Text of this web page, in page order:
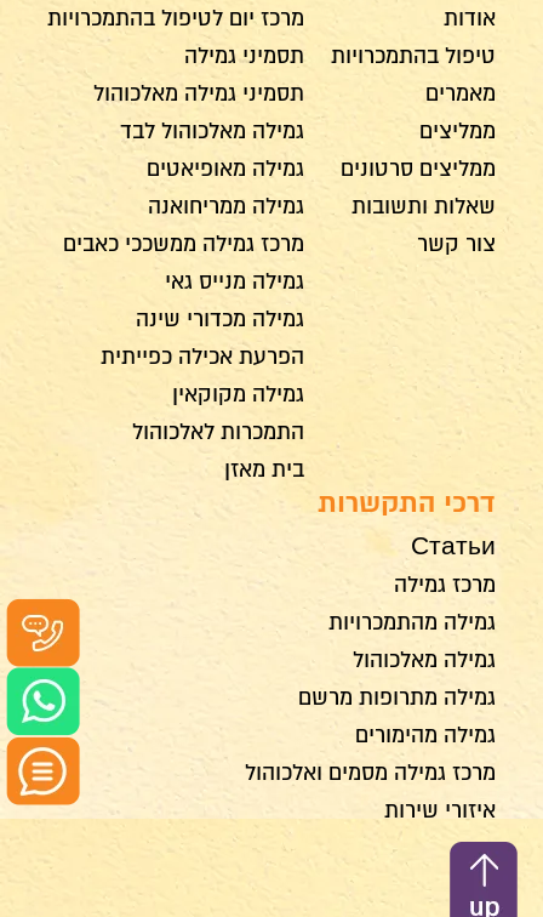
אודות
טיפול בהתמכרויות
מאמרים
ממליצים
ממליצים סרטונים
שאלות ותשובות
צור קשר
מרכז יום לטיפול בהתמכרויות
תסמיני גמילה
תסמיני גמילה מאלכוהול
גמילה מאלכוהול לבד
גמילה מאופיאטים
גמילה ממריחואנה
מרכז גמילה ממשככי כאבים
גמילה מנייס גאי
גמילה מכדורי שינה
הפרעת אכילה כפייתית
גמילה מקוקאין
התמכרות לאלכוהול
בית מאזן
דרכי התקשרות
Статьи
מרכז גמילה
גמילה מהתמכרויות
גמילה מאלכוהול
גמילה מתרופות מרשם
גמילה מהימורים
מרכז גמילה מסמים ואלכוהול
איזורי שירות